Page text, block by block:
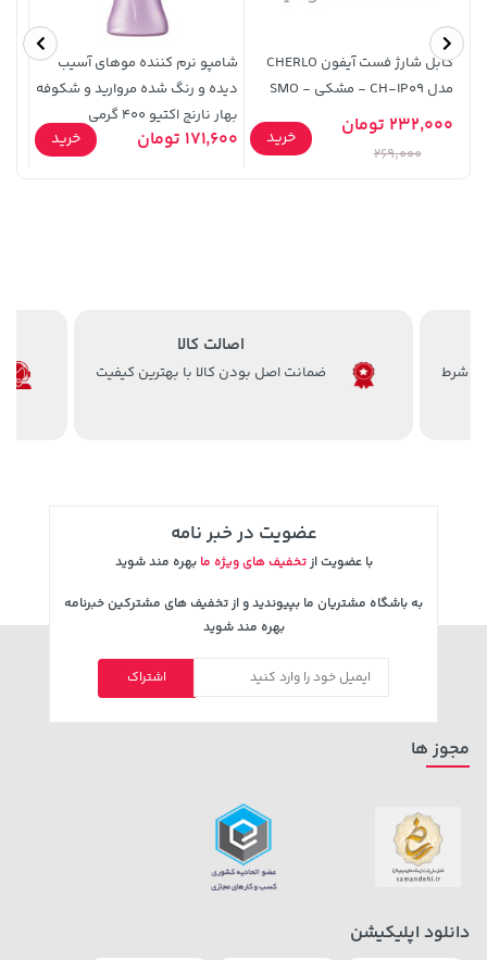
3,879,000 تومان خرید 315,900 تومان خرید
خرید
کابل شارژ فست آیفون CHERLO
مدل CH-IP09 - مشکی - SMO
232,000 تومان
269,000
خرید
شامپو نرم کننده موهای آسیب
دیده و رنگ شده مروارید و شکوفه
بهار نارنج اکتیو 400 گرمی
171,600 تومان خرید
اصالت کالا
ضمانت اصل بودن کالا با بهترین کیفیت
عضویت در خبر نامه
با عضویت ازتخفیف های ویژه ما بهره مند شوید
به باشگاه مشتریان ما بپیوندید و از تخفیف های مشترکین خبرنامه
بهره مند شوید
اشتراک
مجوز ها
دانلود اپلیکیشن